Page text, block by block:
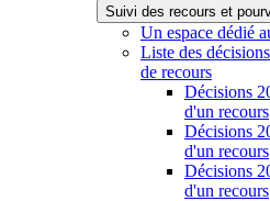
Suivi des recours et
Un espace dédié
Liste des
de recours
Décisions
d'un recours
Décisions
d'un recours
Décisions
d'un recours